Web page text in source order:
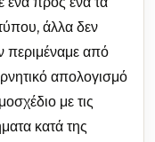
άλλα δεν
περιμέναμε από
απολογισμό
με τις
κατά της